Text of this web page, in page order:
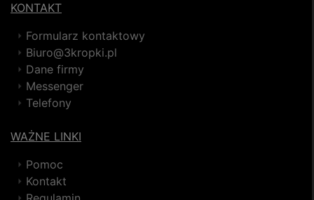
KONTAKT
Formularz kontaktowy
Biuro@3kropki.pl
Dane firmy
Messenger
Telefony
WAŻNE LINKI
Pomoc
Kontakt